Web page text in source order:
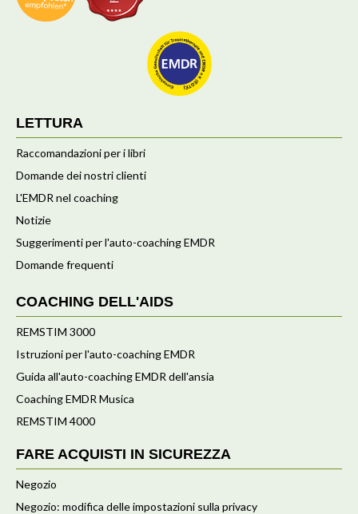
LETTURA
Raccomandazioni per i libri
Domande dei nostri clienti
L'EMDR nel coaching
Notizie
Suggerimenti per l'auto-coaching EMDR
Domande frequenti
COACHING DELL'AIDS
REMSTIM 3000
Istruzioni per l'auto-coaching EMDR
Guida all'auto-coaching EMDR dell'ansia
Coaching EMDR Musica
REMSTIM 4000
FARE ACQUISTI IN SICUREZZA
Negozio
Negozio: modifica delle impostazioni sulla privacy